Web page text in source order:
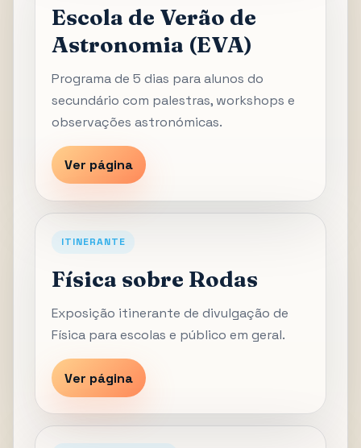
Escola de Verão de
Astronomia (EVA)
Programa de 5 dias para alunos do
secundário com palestras, workshops e
observações astronómicas.
Ver página
ITINERANTE
Física sobre Rodas
Exposição itinerante de divulgação de
Física para escolas e público em geral.
Ver página